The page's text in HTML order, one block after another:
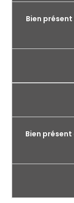
Bien
Bien